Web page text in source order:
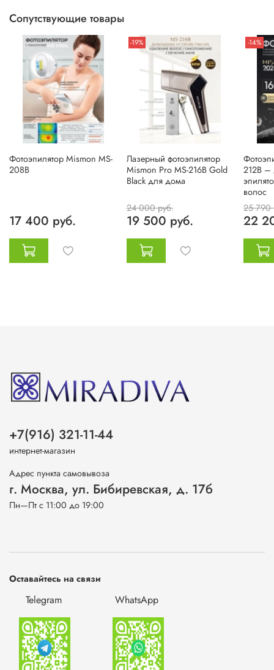
Сопутствующие товары
Фотоэпилятор Mismon MS-
208B
17 400 руб.
-19%
Лазерный фотоэпилятор
Mismon Pro MS-216B Gold
Black для дома
24 000 руб.
19 500 руб.
-14%
212B –
волос
25 790
22
Оставайтесь на связи
Telegram WhatsApp
+7(916) 321-11-44
интернет-магазин
Адрес пункта самовывоза
г. Москва, ул. Бибиревская, д. 17б
Пн—Пт с 11:00 до 19:00